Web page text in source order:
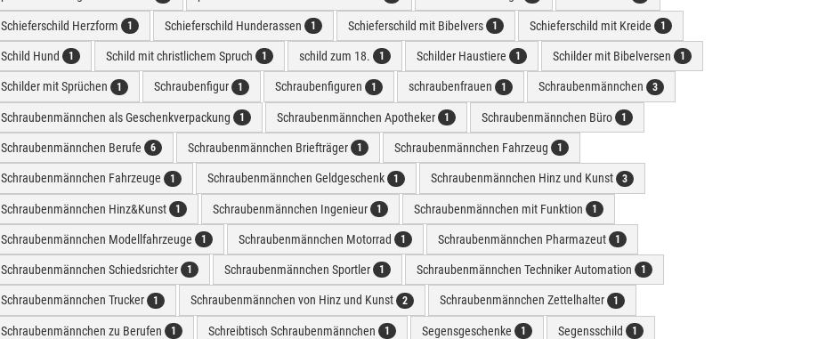
Schieferschild Herzform 1 Schieferschild Hunderassen 1 Schieferschild mit Bibelvers 1 Schieferschild mit Kreide 1
Schild Hund 1 Schild mit christlichem Spruch 1 schild zum 18. 1 Schilder Haustiere 1 Schilder mit Bibelversen 1
Schilder mit Sprüchen 1 Schraubenfigur 1 Schraubenfiguren 1 schraubenfrauen 1 Schraubenmännchen 3
Schraubenmännchen als Geschenkverpackung 1 Schraubenmännchen Apotheker 1 Schraubenmännchen Büro 1
Schraubenmännchen Berufe 6 Schraubenmännchen Briefträger 1 Schraubenmännchen Fahrzeug 1
Schraubenmännchen Fahrzeuge 1 Schraubenmännchen Geldgeschenk 1 Schraubenmännchen Hinz und Kunst 3
Schraubenmännchen Hinz&Kunst 1 Schraubenmännchen Ingenieur 1 Schraubenmännchen mit Funktion 1
Schraubenmännchen Modellfahrzeuge 1 Schraubenmännchen Motorrad 1 Schraubenmännchen Pharmazeut 1
Schraubenmännchen Schiedsrichter 1 Schraubenmännchen Sportler 1 Schraubenmännchen Techniker Automation 1
Schraubenmännchen Trucker 1 Schraubenmännchen von Hinz und Kunst 2 Schraubenmännchen Zettelhalter 1
Schraubenmännchen zu Berufen 1 Schreibtisch Schraubenmännchen 1 Segensgeschenke 1 Segensschild 1